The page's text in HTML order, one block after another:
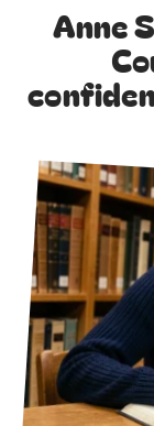
Anne